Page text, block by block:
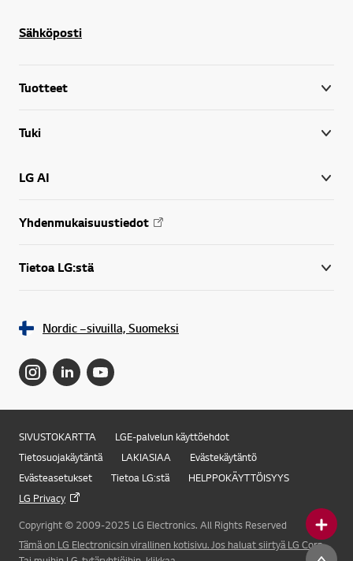
Online Chat
Sähköposti
Tuotteet
Tuki
LG AI
Yhdenmukaisuustiedot
Tietoa LG:stä
Nordic –sivuilla, Suomeksi
SIVUSTOKARTTA
LGE-palvelun käyttöehdot
Tietosuojakäytäntä
LAKIASIAA
Evästekäytäntö
Evästeasetukset
Tietoa LG:stä
HELPPOKÄYTTÖISYYS
LG Privacy
Copyright © 2009-2025 LG Electronics. All Rights Reserved
Tämä on LG Electronicsin virallinen kotisivu. Jos haluat siirtyä LG Corp.